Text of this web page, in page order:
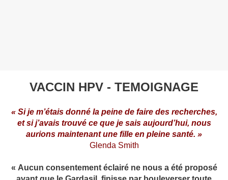
VACCIN HPV - TEMOIGNAGE
« Si je m’étais donné la peine de faire des recherches,
et si j’avais trouvé ce que je sais aujourd’hui, nous
aurions maintenant une fille en pleine santé. »
Glenda Smith
« Aucun consentement éclairé ne nous a été proposé